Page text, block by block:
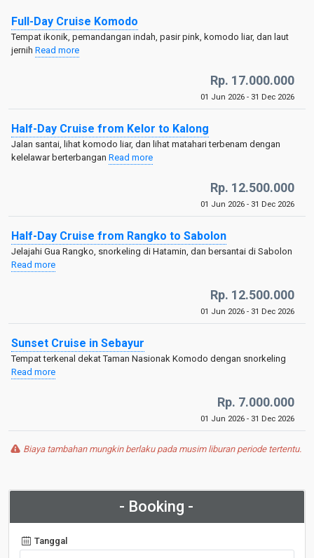
Full-Day Cruise Komodo
Tempat ikonik, pemandangan indah, pasir pink, komodo liar, dan laut
jernih Read more
Rp. 17.000.000
01 Jun 2026 - 31 Dec 2026
Half-Day Cruise from Kelor to Kalong
Jalan santai, lihat komodo liar, dan lihat matahari terbenam dengan
kelelawar berterbangan Read more
Rp. 12.500.000
01 Jun 2026 - 31 Dec 2026
Half-Day Cruise from Rangko to Sabolon
Jelajahi Gua Rangko, snorkeling di Hatamin, dan bersantai di Sabolon
Read more
Rp. 12.500.000
01 Jun 2026 - 31 Dec 2026
Sunset Cruise in Sebayur
Tempat terkenal dekat Taman Nasionak Komodo dengan snorkeling
Read more
Rp. 7.000.000
01 Jun 2026 - 31 Dec 2026
Biaya tambahan mungkin berlaku pada musim liburan periode tertentu.
- Booking -
Tanggal